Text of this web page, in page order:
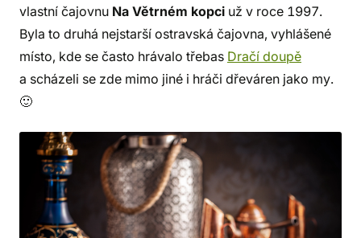
vlastní čajovnu Na Větrném kopci už v roce 1997.
Byla to druhá nejstarší ostravská čajovna, vyhlášené
místo, kde se často hrávalo třebas Dračí doupě
a scházeli se zde mimo jiné i hráči dřeváren jako my.
🙂